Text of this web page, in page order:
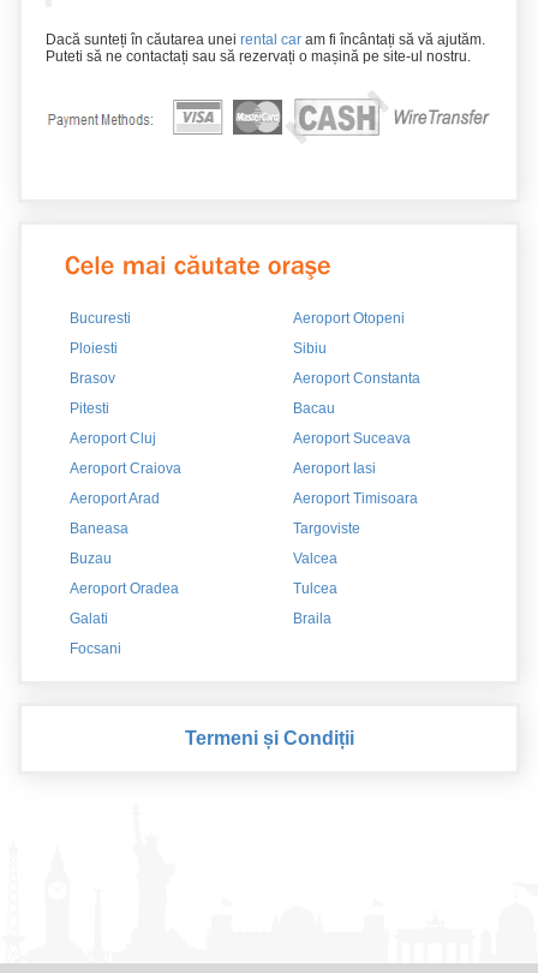
Dacă sunteți în căutarea unei rental car am fi încântați să vă ajutăm.
Puteti să ne contactați sau să rezervați o mașină pe site-ul nostru.
Bucuresti
Aeroport Otopeni
Ploiesti
Sibiu
Brasov
Aeroport Constanta
Pitesti
Bacau
Aeroport Cluj
Aeroport Suceava
Aeroport Craiova
Aeroport Iasi
Aeroport Arad
Aeroport Timisoara
Baneasa
Targoviste
Buzau
Valcea
Aeroport Oradea
Tulcea
Galati
Braila
Focsani
Termeni și Condiții